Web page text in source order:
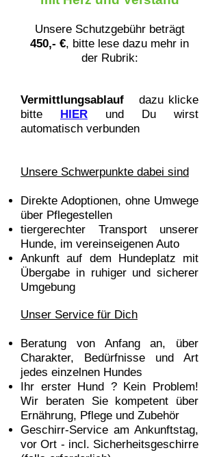
Unsere Schutzgebühr beträgt
450,- €, bitte lese dazu mehr in
der Rubrik:
Vermittlungsablauf dazu klicke
bitte HIER und Du wirst
automatisch verbunden
Unsere Schwerpunkte dabei sind
Direkte Adoptionen, ohne Umwege
über Pflegestellen
tiergerechter Transport unserer
Hunde, im vereinseigenen Auto
Ankunft auf dem Hundeplatz mit
Übergabe in ruhiger und sicherer
Umgebung
Unser Service für Dich
Beratung von Anfang an, über
Charakter, Bedürfnisse und Art
jedes einzelnen Hundes
Ihr erster Hund ? Kein Problem!
Wir beraten Sie kompetent über
Ernährung, Pflege und Zubehör
Geschirr-Service am Ankunftstag,
vor Ort - incl. Sicherheitsgeschirre